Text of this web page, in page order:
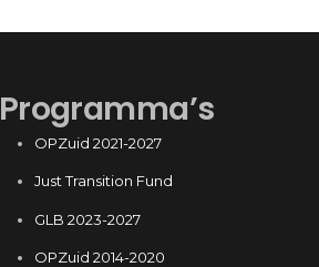
Programma’s
OPZuid 2021-2027
Just Transition Fund
GLB 2023-2027
OPZuid 2014-2020